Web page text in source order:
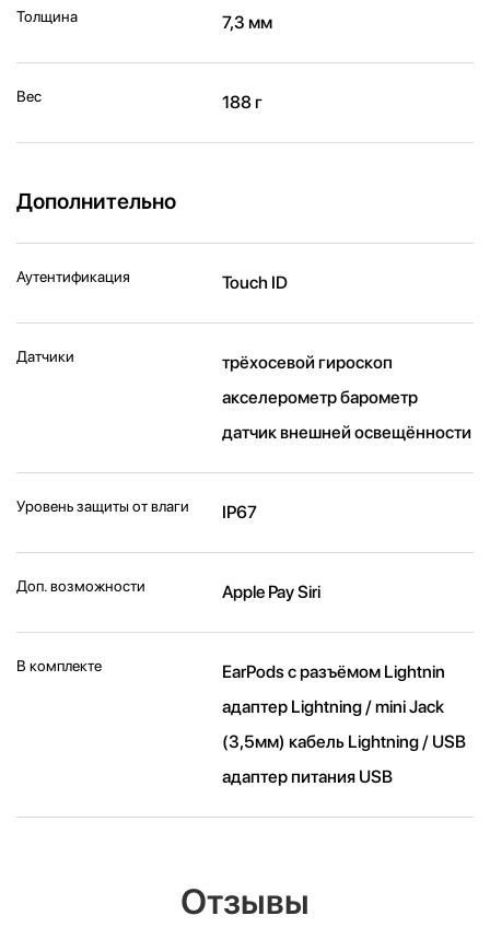
Толщина 7,3 мм
Вес 188 г
Дополнительно
Аутентификация Touch ID
Датчики
трёхосевой гироскоп
акселерометр барометр
датчик внешней освещённости
Уровень защиты от влаги IP67
Доп. возможности Apple Pay Siri
В комплекте
EarPods с разъёмом Lightnin
адаптер Lightning / mini Jack
(3,5мм) кабель Lightning / USB
адаптер питания USB
Отзывы